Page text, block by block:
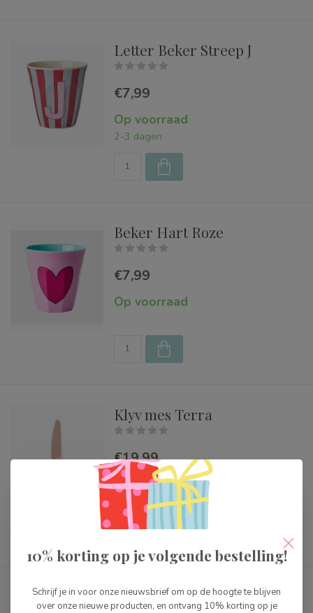
Letter Beker Streep J
€7,99
Op voorraad
2-3 dagen
Beker Hart Roze
€7,99
Op voorraad
Klyv mes Terra
€19,99
Op voorraad
2-3 dagen
Klyv mes Lime
10% korting op je volgende bestelling!
Schrijf je in voor onze nieuwsbrief om op de hoogte te blijven
over onze nieuwe producten, en ontvang 10% korting op je